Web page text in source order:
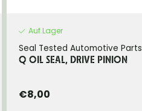
Auf Lager
Seal Tested Automotive Parts
Q OIL SEAL, DRIVE PINION
€8,00